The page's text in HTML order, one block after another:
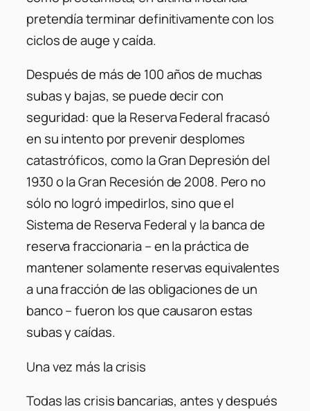
pretendía terminar definitivamente con los
ciclos de auge y caída.
Después de más de 100 años de muchas
subas y bajas, se puede decir con
seguridad: que la Reserva Federal fracasó
en su intento por prevenir desplomes
catastróficos, como la Gran Depresión del
1930 o la Gran Recesión de 2008. Pero no
sólo no logró impedirlos, sino que el
Sistema de Reserva Federal y la banca de
reserva fraccionaria – en la práctica de
mantener solamente reservas equivalentes
a una fracción de las obligaciones de un
banco – fueron los que causaron estas
subas y caídas.
Una vez más la crisis
Todas las crisis bancarias, antes y después